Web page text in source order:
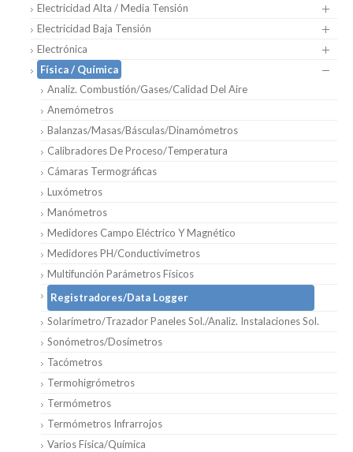
Electricidad Alta / Media Tensión
Electricidad Baja Tensión
Electrónica
Física / Química
Analiz. Combustión/Gases/Calidad Del Aire
Anemómetros
Balanzas/Masas/Básculas/Dinamómetros
Calibradores De Proceso/Temperatura
Cámaras Termográficas
Luxómetros
Manómetros
Medidores Campo Eléctrico Y Magnético
Medidores PH/Conductivímetros
Multifunción Parámetros Físicos
Registradores/Data Logger
Solarímetro/Trazador Paneles Sol./Analiz. Instalaciones Sol.
Sonómetros/Dosímetros
Tacómetros
Termohigrómetros
Termómetros
Termómetros Infrarrojos
Varios Física/Química